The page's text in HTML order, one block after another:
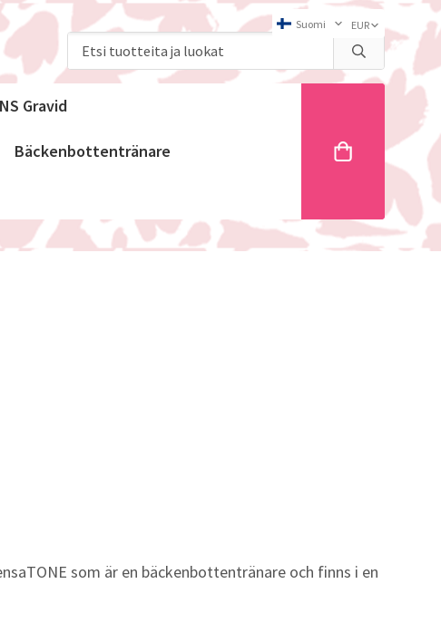
Gravid
Bäckenbottentränare
som är en bäckenbottentränare och finns i en